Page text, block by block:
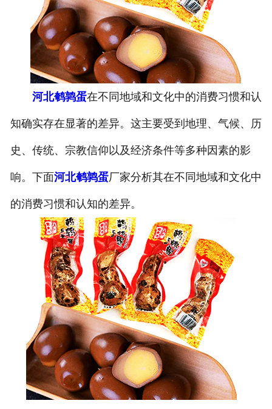
河北鹌鹑蛋在不同地域和文化中的消费习惯和认
知确实存在显著的差异。这主要受到地理、气候、历
史、传统、宗教信仰以及经济条件等多种因素的影
响。下面河北鹌鹑蛋厂家分析其在不同地域和文化中
的消费习惯和认知的差异。